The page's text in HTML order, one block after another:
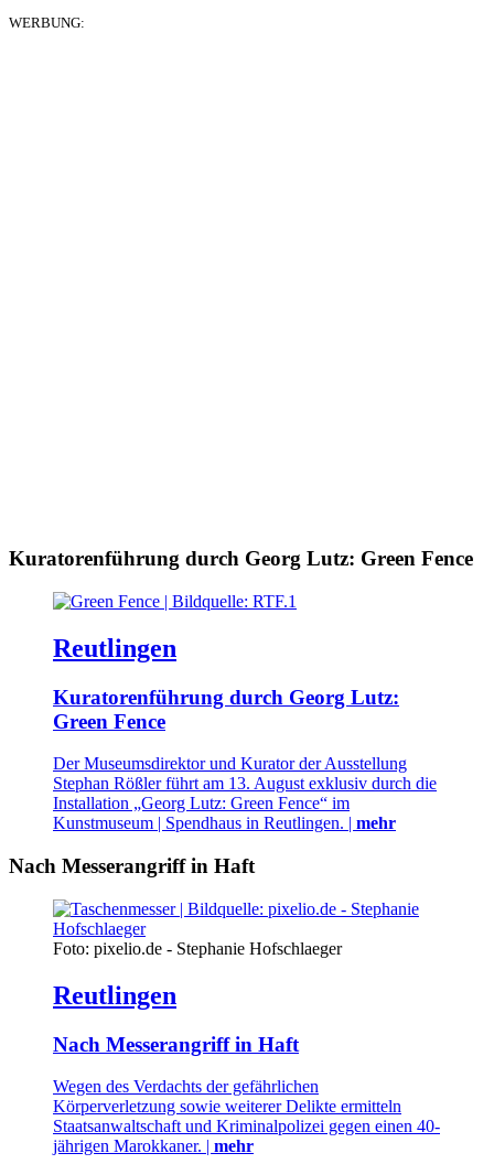
WERBUNG:
Kuratorenführung durch Georg Lutz: Green Fence
Reutlingen
Kuratorenführung durch Georg Lutz:
Green Fence
Der Museumsdirektor und Kurator der Ausstellung
Stephan Rößler führt am 13. August exklusiv durch die
Installation „Georg Lutz: Green Fence“ im
Kunstmuseum | Spendhaus in Reutlingen. | mehr
Nach Messerangriff in Haft
Foto: pixelio.de - Stephanie Hofschlaeger
Reutlingen
Nach Messerangriff in Haft
Wegen des Verdachts der gefährlichen
Körperverletzung sowie weiterer Delikte ermitteln
Staatsanwaltschaft und Kriminalpolizei gegen einen 40-
jährigen Marokkaner. | mehr